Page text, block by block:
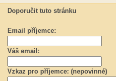
Doporučit tuto stránku
Email příjemce:
Váš email:
Vzkaz pro příjemce: (nepovinné)